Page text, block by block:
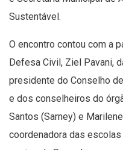
Sustentável.
O encontro contou com a
Defesa Civil, Ziel Pavani,
presidente do Conselho
e dos conselheiros do
Santos (Sarney) e
coordenadora das